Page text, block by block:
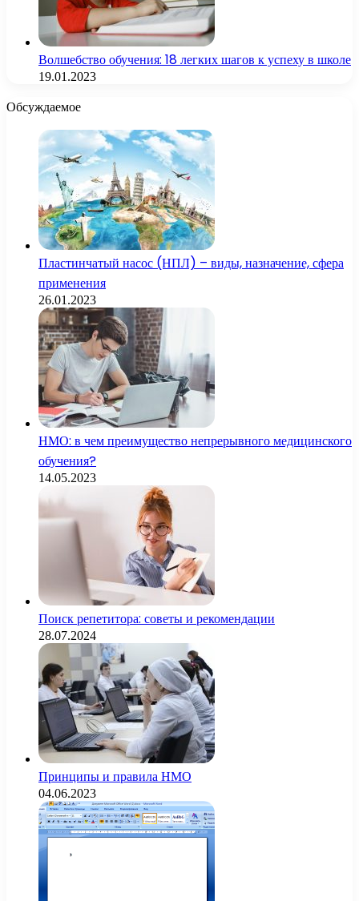
Волшебство обучения: 18 легких шагов к успеху в школе
19.01.2023
Обсуждаемое
Пластинчатый насос (НПЛ) – виды, назначение, сфера
применения
26.01.2023
НМО: в чем преимущество непрерывного медицинского
обучения?
14.05.2023
Поиск репетитора: советы и рекомендации
28.07.2024
Принципы и правила НМО
04.06.2023